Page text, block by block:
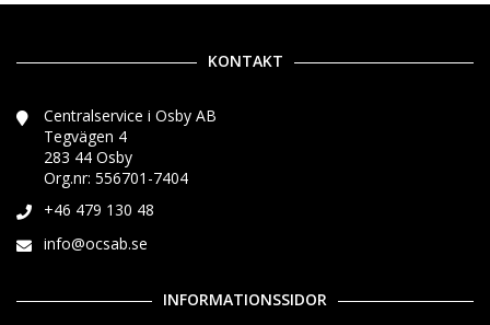
KONTAKT
Centralservice i Osby AB
Tegvägen 4
283 44 Osby
Org.nr: 556701-7404
+46 479 130 48
info@ocsab.se
INFORMATIONSSIDOR